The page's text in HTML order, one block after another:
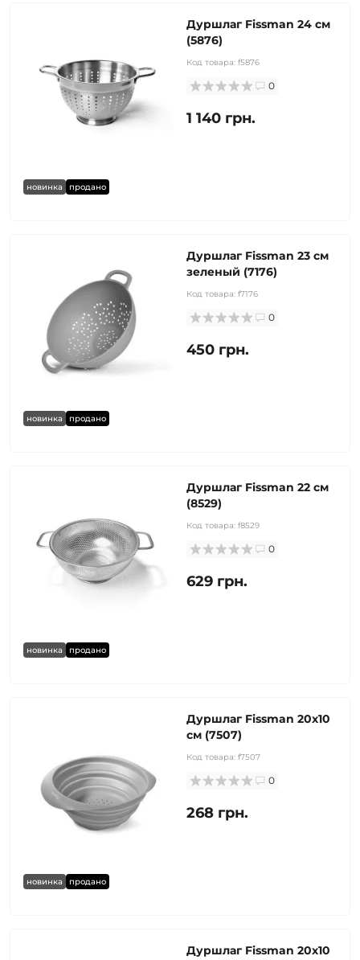
новинка продано
Дуршлаг Fissman 24 см
(5876)
Код товара: f5876
0
1 140 грн.
новинка продано
Дуршлаг Fissman 23 см
зеленый (7176)
Код товара: f7176
0
450 грн.
новинка продано
Дуршлаг Fissman 22 см
(8529)
Код товара: f8529
0
629 грн.
новинка продано
Дуршлаг Fissman 20x10
см (7507)
Код товара: f7507
0
268 грн.
Дуршлаг Fissman 20x10